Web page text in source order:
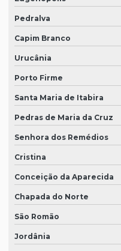
Pedralva
Capim Branco
Urucânia
Porto Firme
Santa Maria de Itabira
Pedras de Maria da Cruz
Senhora dos Remédios
Cristina
Conceição da Aparecida
Chapada do Norte
São Romão
Jordânia